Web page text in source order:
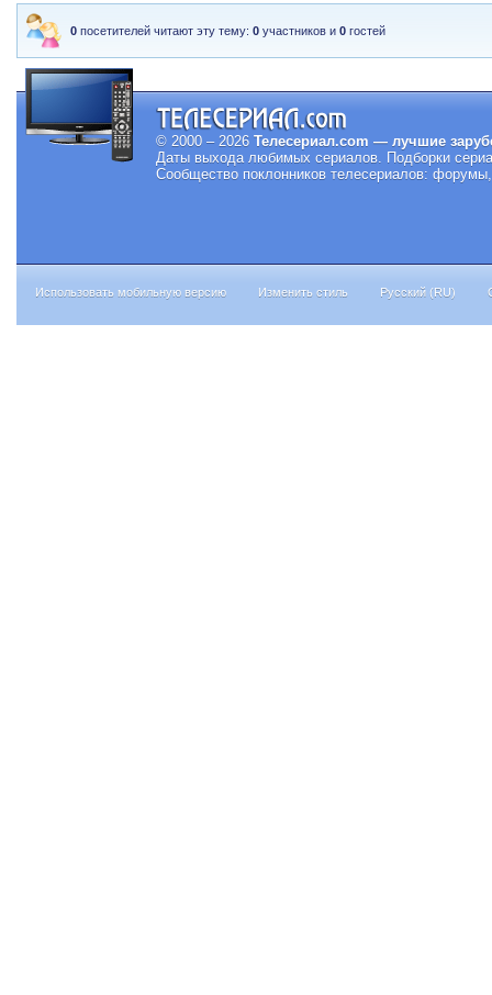
0 посетителей читают эту тему:0 участников и0 гостей
© 2000 – 2026 Телесериал.com — лучшие
Даты выхода любимых сериалов. Подборки
Сообщество поклонников телесериалов:
Использовать мобильную версию Изменить стиль Русский (RU)